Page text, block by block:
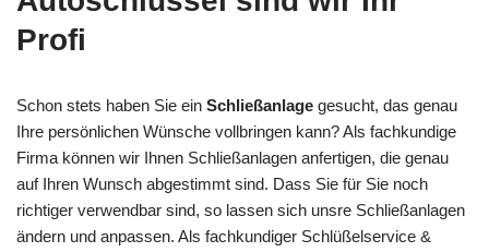
Profi
Schon stets haben Sie ein Schließanlage gesucht, das genau
Ihre persönlichen Wünsche vollbringen kann? Als fachkundige
Firma können wir Ihnen Schließanlagen anfertigen, die genau
auf Ihren Wunsch abgestimmt sind. Dass Sie für Sie noch
richtiger verwendbar sind, so lassen sich unsre Schließanlagen
ändern und anpassen. Als fachkundiger Schlüßelservice &